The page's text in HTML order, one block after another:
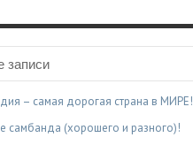
– самая дорогая страна в МИРЕ!
самбанда (хорошего и разного)!